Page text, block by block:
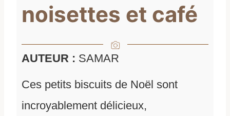
noisettes et café
AUTEUR : SAMAR
Ces petits biscuits de Noël sont
incroyablement délicieux,